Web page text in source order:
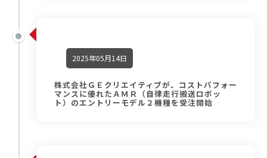
2025年05月14日
株式会社ＧＥクリエイティブが、コストパフォー
マンスに優れたＡＭＲ（自律走行搬送ロボッ
ト）のエントリーモデル２機種を受注開始